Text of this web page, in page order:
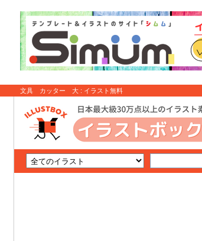
文具 カッター 大 : イラスト無料